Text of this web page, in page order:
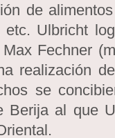
de
Ulbricht
Fechner
realización
se
Berija al que